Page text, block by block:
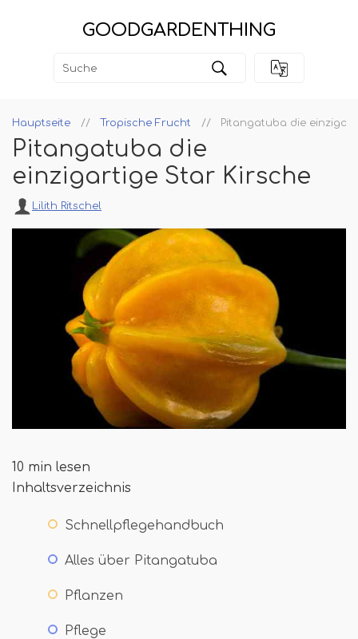
GOODGARDENTHING
Hauptseite Tropische Frucht Pitangatuba die
Pitangatuba die
einzigartige Star Kirsche
Lilith Ritschel
10 min lesen
Inhaltsverzeichnis
Schnellpflegehandbuch
Alles über Pitangatuba
Pflanzen
Pflege